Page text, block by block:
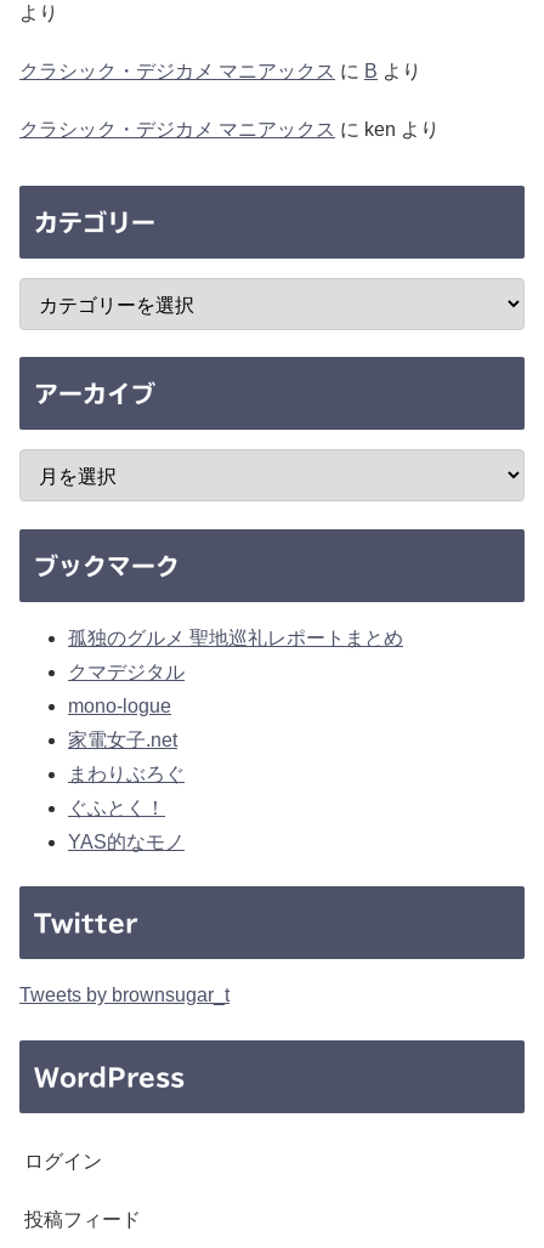
より
クラシック・デジカメ マニアックス に B より
クラシック・デジカメ マニアックス に ken より
カテゴリー
アーカイブ
ブックマーク
孤独のグルメ 聖地巡礼レポートまとめ
クマデジタル
mono-logue
家電女子.net
まわりぶろぐ
ぐふとく！
YAS的なモノ
Twitter
Tweets by brownsugar_t
WordPress
ログイン
投稿フィード